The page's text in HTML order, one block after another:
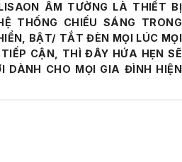
ÂM TƯỜNG LÀ THIẾT BỊ
THỐNG CHIẾU SÁNG TRONG
BẬT/ TẮT ĐÈN MỌI LÚC MỌI
CẬN, THÌ ĐÂY HỨA HẸN SẼ
DÀNH CHO MỌI GIA ĐÌNH HIỆN